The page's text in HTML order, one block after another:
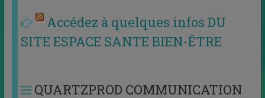
Accédez à quelques infos DU
SITE ESPACE SANTE BIEN-ÊTRE
QUARTZPROD COMMUNICATION